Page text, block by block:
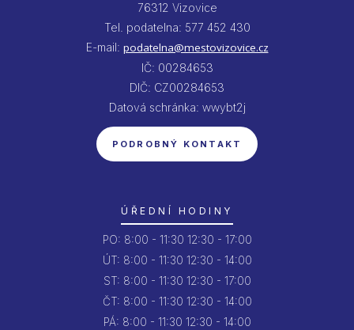
76312 Vizovice
Tel. podatelna: 577 452 430
E-mail: podatelna@mestovizovice.cz
IČ: 00284653
DIČ: CZ00284653
Datová schránka: wwybt2j
PODROBNÝ KONTAKT
ÚŘEDNÍ HODINY
PO: 8:00 - 11:30 12:30 - 17:00
ÚT: 8:00 - 11:30 12:30 - 14:00
ST: 8:00 - 11:30 12:30 - 17:00
ČT: 8:00 - 11:30 12:30 - 14:00
PÁ: 8:00 - 11:30 12:30 - 14:00